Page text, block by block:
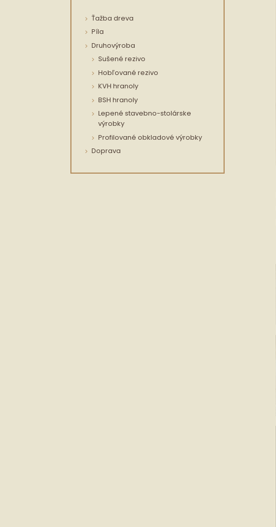
Ťažba dreva
Píla
Druhovýroba
Sušené rezivo
Hobľované rezivo
KVH hranoly
BSH hranoly
Lepené stavebno-stolárske
výrobky
Profilované obkladové výrobky
Doprava